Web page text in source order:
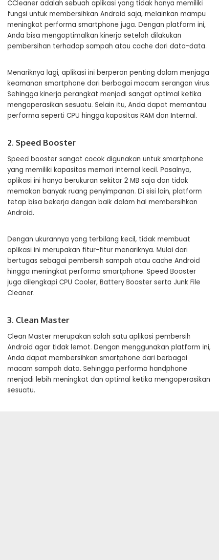
CCleaner adalah sebuah aplikasi yang tidak hanya memiliki
fungsi untuk membersihkan Android saja, melainkan mampu
meningkat performa smartphone juga. Dengan platform ini,
Anda bisa mengoptimalkan kinerja setelah dilakukan
pembersihan terhadap sampah atau cache dari data-data.
Menariknya lagi, aplikasi ini berperan penting dalam menjaga
keamanan smartphone dari berbagai macam serangan virus.
Sehingga kinerja perangkat menjadi sangat optimal ketika
mengoperasikan sesuatu. Selain itu, Anda dapat memantau
performa seperti CPU hingga kapasitas RAM dan Internal.
2. Speed Booster
Speed booster sangat cocok digunakan untuk smartphone
yang memiliki kapasitas memori internal kecil. Pasalnya,
aplikasi ini hanya berukuran sekitar 2 MB saja dan tidak
memakan banyak ruang penyimpanan. Di sisi lain, platform
tetap bisa bekerja dengan baik dalam hal membersihkan
Android.
Dengan ukurannya yang terbilang kecil, tidak membuat
aplikasi ini merupakan fitur-fitur menariknya. Mulai dari
bertugas sebagai pembersih sampah atau cache Android
hingga meningkat performa smartphone. Speed Booster
juga dilengkapi CPU Cooler, Battery Booster serta Junk File
Cleaner.
3. Clean Master
Clean Master merupakan salah satu aplikasi pembersih
Android agar tidak lemot. Dengan menggunakan platform ini,
Anda dapat membersihkan smartphone dari berbagai
macam sampah data. Sehingga performa handphone
menjadi lebih meningkat dan optimal ketika mengoperasikan
sesuatu.